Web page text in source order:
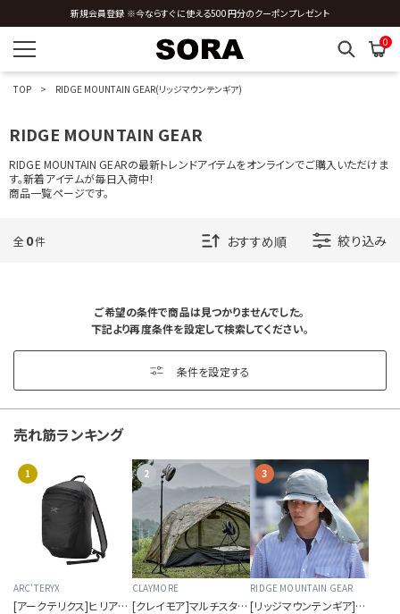
O
RASOX
RAY TROLL
ReKNOT
Rivers
Z
新規会員登録 ※今ならすぐに使える500円分のクーポンプレゼント
0
TOP RIDGE MOUNTAIN GEAR(リッジマウンテンギア)
RIDGE MOUNTAIN GEAR
RIDGE MOUNTAIN GEARの最新トレンドアイテムをオンラインでご購入いただけま
す。新着アイテムが毎日入荷中！
商品一覧ページです。
全 0件 絞り込み
ご希望の条件で商品は見つかりませんでした。
下記より再度条件を設定して検索してください。
条件を設定する
売れ筋ランキング
1
ARC'TERYX
[アークテリクス]ヒリアド 15 バックパック
2
CLAYMORE
[クレイモア]マルチスタンド
3
RIDGE MOUNTAIN GEAR
[リッジマウンテンギア]サンシェード 2026